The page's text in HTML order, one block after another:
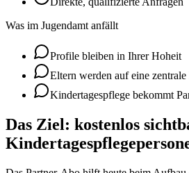
Was im Jugendamt anfällt
Profile bleiben in Ihrer Hoheit
Eltern werden auf eine
Kindertagespflege bekommt
Das Ziel: kostenlos